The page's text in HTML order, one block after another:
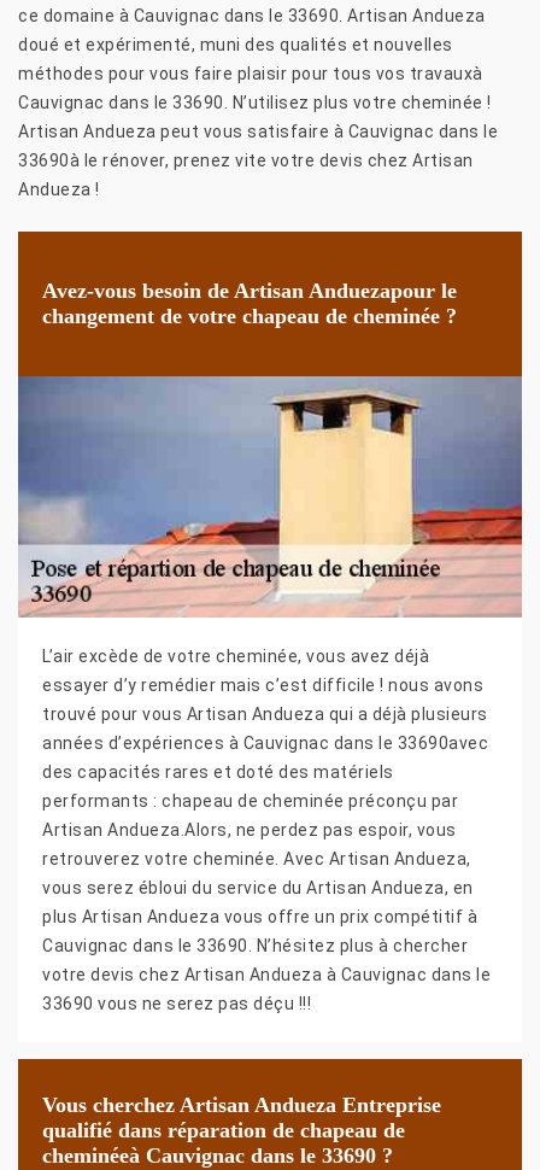
ce domaine à Cauvignac dans le 33690. Artisan Andueza
doué et expérimenté, muni des qualités et nouvelles
méthodes pour vous faire plaisir pour tous vos travauxà
Cauvignac dans le 33690. N’utilisez plus votre cheminée !
Artisan Andueza peut vous satisfaire à Cauvignac dans le
33690à le rénover, prenez vite votre devis chez Artisan
Andueza !
Avez-vous besoin de Artisan Anduezapour le
changement de votre chapeau de cheminée ?
L’air excède de votre cheminée, vous avez déjà
essayer d’y remédier mais c’est difficile ! nous avons
trouvé pour vous Artisan Andueza qui a déjà plusieurs
années d’expériences à Cauvignac dans le 33690avec
des capacités rares et doté des matériels
performants : chapeau de cheminée préconçu par
Artisan Andueza.Alors, ne perdez pas espoir, vous
retrouverez votre cheminée. Avec Artisan Andueza,
vous serez ébloui du service du Artisan Andueza, en
plus Artisan Andueza vous offre un prix compétitif à
Cauvignac dans le 33690. N’hésitez plus à chercher
votre devis chez Artisan Andueza à Cauvignac dans le
33690 vous ne serez pas déçu !!!
Vous cherchez Artisan Andueza Entreprise
qualifié dans réparation de chapeau de
cheminéeà Cauvignac dans le 33690 ?